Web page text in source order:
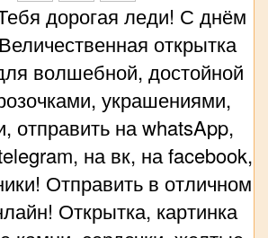
дорогая леди! С днём
открытка
волшебной, достойной
украшениями,
отправить на whatsApp,
на вк, на facebook,
Отправить в отличном
Открытка, картинка